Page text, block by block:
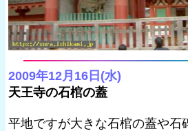
2009年12月16日(水)
天王寺の石棺の蓋
平地ですが大きな石棺の蓋や石